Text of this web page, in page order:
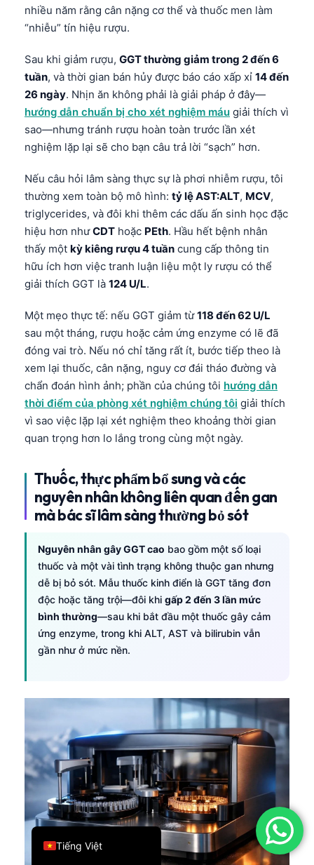
nhiều năm rằng cân nặng cơ thể và thuốc men làm
“nhiễu” tín hiệu rượu.
Sau khi giảm rượu, GGT thường giảm trong 2 đến 6
tuần, và thời gian bán hủy được báo cáo xấp xỉ 14 đến
26 ngày. Nhịn ăn không phải là giải pháp ở đây—
hướng dẫn chuẩn bị cho xét nghiệm máu giải thích vì
sao—nhưng tránh rượu hoàn toàn trước lần xét
nghiệm lặp lại sẽ cho bạn câu trả lời “sạch” hơn.
Nếu câu hỏi lâm sàng thực sự là phơi nhiễm rượu, tôi
thường xem toàn bộ mô hình: tỷ lệ AST:ALT, MCV,
triglycerides, và đôi khi thêm các dấu ấn sinh học đặc
hiệu hơn nhưCDT hoặc PEth. Hầu hết bệnh nhân
thấy một kỳ kiêng rượu 4 tuần cung cấp thông tin
hữu ích hơn việc tranh luận liệu một ly rượu có thể
giải thích GGT là 124 U/L.
Một mẹo thực tế: nếu GGT giảm từ118 đến 62 U/L
sau một tháng, rượu hoặc cảm ứng enzyme có lẽ đã
đóng vai trò. Nếu nó chỉ tăng rất ít, bước tiếp theo là
xem lại thuốc, cân nặng, nguy cơ đái tháo đường và
chẩn đoán hình ảnh; phần của chúng tôi hướng dẫn
thời điểm của phòng xét nghiệm chúng tôi giải thích
vì sao việc lặp lại xét nghiệm theo khoảng thời gian
quan trọng hơn lo lắng trong cùng một ngày.
Thuốc, thực phẩm bổ sung và các
nguyên nhân không liên quan đến gan
mà bác sĩ lâm sàng thường bỏ sót
Nguyên nhân gây GGT cao bao gồm một số loại
thuốc và một vài tình trạng không thuộc gan nhưng
dễ bị bỏ sót. Mẫu thuốc kinh điển là GGT tăng đơn
độc hoặc tăng trội—đôi khi gấp 2 đến 3 lần mức
bình thường—sau khi bắt đầu một thuốc gây cảm
ứng enzyme, trong khi ALT, AST và bilirubin vẫn
gần như ở mức nền.
Tiếng Việt
English
Deutsch
العربية
Français
עִבְרִית
Italiano
Ελληνικά
Türkçe
Română
简体中文
فارسی
Български
Dansk
Nederlands
Bahasa Indonesia
Հայերեն
Íslenska
Svenska
Bosanski
Azərbaycan dili
Eesti
日本語
Čeština
ქართული
Русский
Lietuvių kalba
Polski
한국어
Slovenščina
Magyar
Shqip
বাংলা